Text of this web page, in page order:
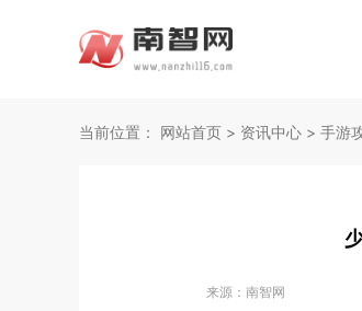
当前位置： 网站首页 > 资讯中心 > 手游
来源： 南智网